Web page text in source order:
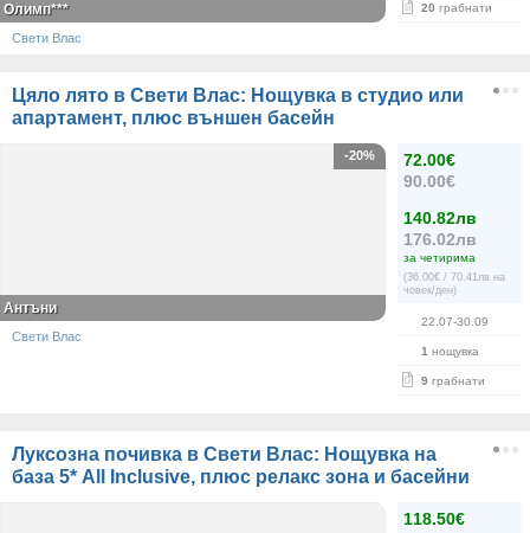
20 грабнати
Олимп***
Свети Влас
Цяло лято в Свети Влас: Нощувка в студио или
апартамент, плюс външен басейн
72.00€
90.00€
140.82лв
176.02лв
за четирима
(36.00€ / 70.41лв на
човек/ден)
22.07-30.09
1 нощувка
9 грабнати
-20%
Антъни
Свети Влас
Луксозна почивка в Свети Влас: Нощувка на
база 5* All Inclusive, плюс релакс зона и басейни
118.50€